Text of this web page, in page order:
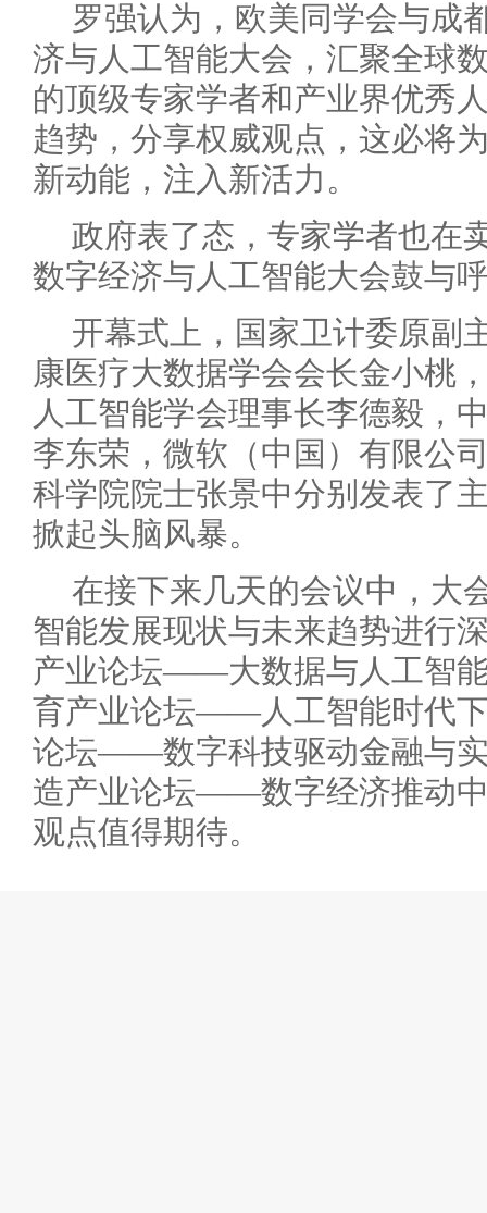
罗强认为，欧美同学会与成
济与人工智能大会，汇聚全球
的顶级专家学者和产业界优秀
趋势，分享权威观点，这必将
新动能，注入新活力。
政府表了态，专家学者也在
数字经济与人工智能大会鼓与
开幕式上，国家卫计委原副
康医疗大数据学会会长金小桃
人工智能学会理事长李德毅，
李东荣，微软（中国）有限公
科学院院士张景中分别发表了
掀起头脑风暴。
在接下来几天的会议中，大
智能发展现状与未来趋势进行
产业论坛——大数据与人工智
育产业论坛——人工智能时代
论坛——数字科技驱动金融与
造产业论坛——数字经济推动
观点值得期待。